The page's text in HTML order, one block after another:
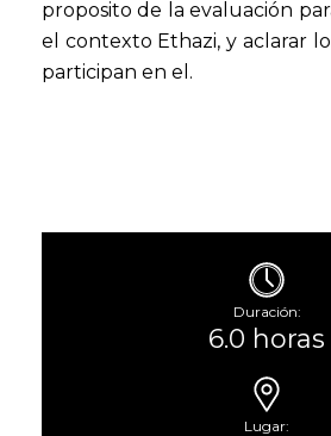
proposito de la evaluación
el contexto Ethazi, y aclarar
participan en el.
Duración:
6.0 horas
Lugar: